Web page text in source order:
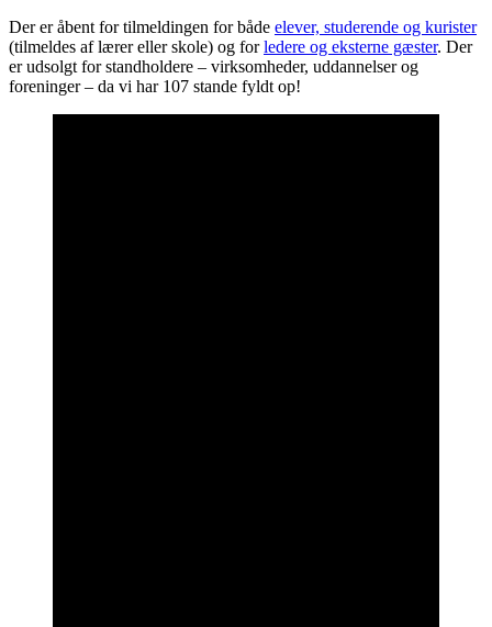
Der er åbent for tilmeldingen for både elever, studerende og kurister
(tilmeldes af lærer eller skole) og forledere og eksterne gæster. Der
er udsolgt for standholdere – virksomheder, uddannelser og
foreninger – da vi har 107 stande fyldt op!